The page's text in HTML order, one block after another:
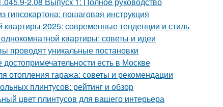
гипсокартона: пошаговая инструкция
квартиры 2025: современные тенденции и стиль
квартиры: советы и идеи
проводят уникальные постановки
есть в Москве
отопления гаража: советы и рекомендации
плинтусов: рейтинг и обзор
цвет плинтусов для вашего интерьера